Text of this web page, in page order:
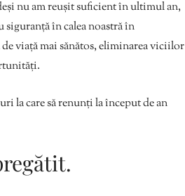
nu am reușit suficient în ultimul an,
în calea noastră în
de viață mai sănătos, eliminarea viciilor
la care să renunți la început de an